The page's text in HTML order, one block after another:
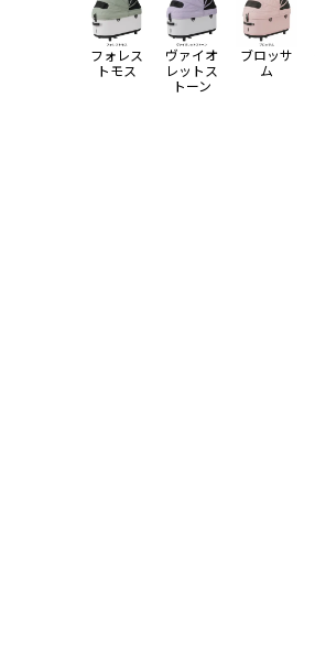
フォレス
トモス
ヴァイオ
レットス
トーン
ブロッサ
ム